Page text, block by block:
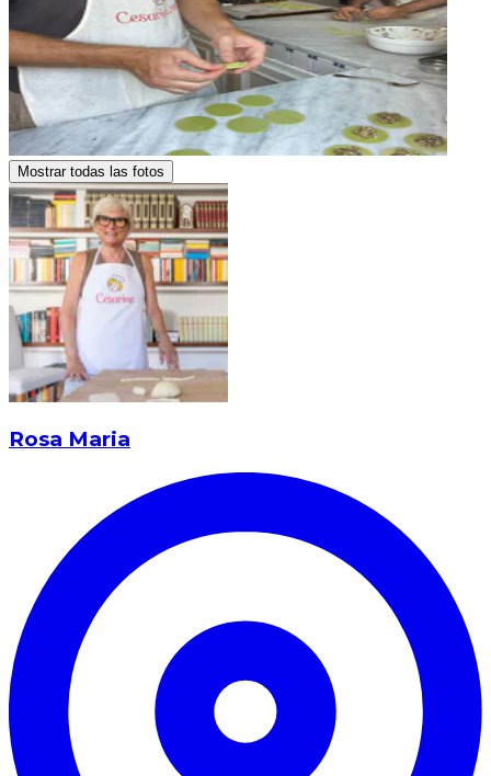
Mostrar todas las fotos
Rosa Maria